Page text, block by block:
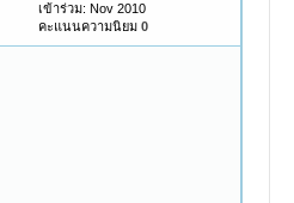
เข้าร่วม: Nov 2010
คะแนนความนิยม0